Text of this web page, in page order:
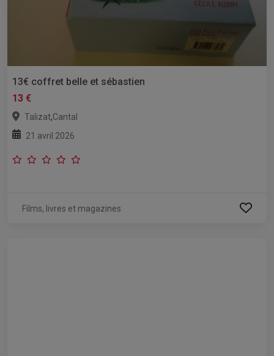
13€ coffret belle et sébastien
13 €
Talizat,Cantal
21 avril 2026
Films, livres et magazines